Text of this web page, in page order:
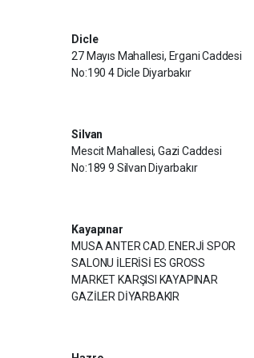
Dicle
27 Mayıs Mahallesi, Ergani Caddesi
No:190 4 Dicle Diyarbakır
Silvan
Mescit Mahallesi, Gazi Caddesi
No:189 9 Silvan Diyarbakır
Kayapınar
MUSA ANTER CAD. ENERJİ SPOR
SALONU İLERİSİ ES GROSS
MARKET KARŞISI KAYAPINAR
GAZİLER DİYARBAKIR